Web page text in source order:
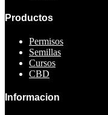
Productos
Permisos
Semillas
Cursos
CBD
Informacion